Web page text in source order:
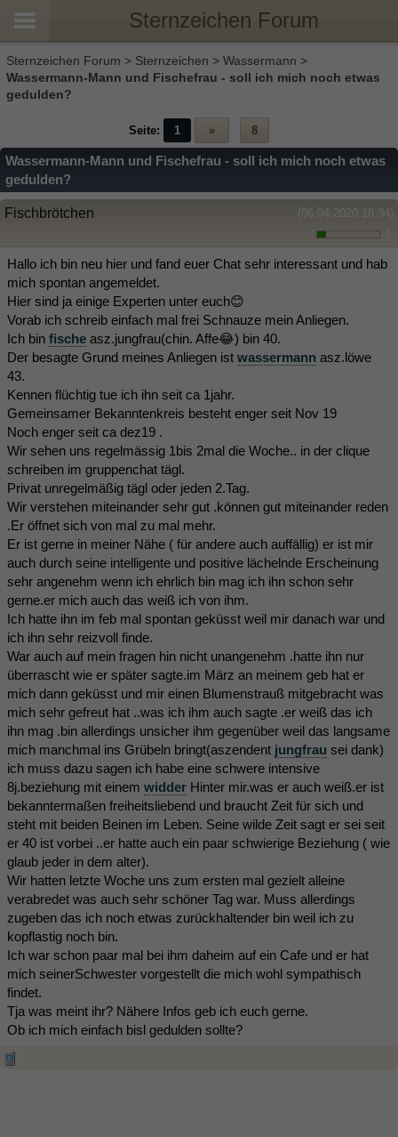
Sternzeichen Forum
Sternzeichen Forum > Sternzeichen > Wassermann >
Wassermann-Mann und Fischefrau - soll ich mich noch etwas
gedulden?
Seite: 1 » 8
Wassermann-Mann und Fischefrau - soll ich mich noch etwas
gedulden?
(06.04.2020 18:34)
Fischbrötchen
Hallo ich bin neu hier und fand euer Chat sehr interessant und hab
mich spontan angemeldet.
Hier sind ja einige Experten unter euch😊
Vorab ich schreib einfach mal frei Schnauze mein Anliegen.
Ich bin fische asz.jungfrau(chin. Affe😂) bin 40.
Der besagte Grund meines Anliegen ist wassermann asz.löwe
43.
Kennen flüchtig tue ich ihn seit ca 1jahr.
Gemeinsamer Bekanntenkreis besteht enger seit Nov 19
Noch enger seit ca dez19 .
Wir sehen uns regelmässig 1bis 2mal die Woche.. in der clique
schreiben im gruppenchat tägl.
Privat unregelmäßig tägl oder jeden 2.Tag.
Wir verstehen miteinander sehr gut .können gut miteinander reden
.Er öffnet sich von mal zu mal mehr.
Er ist gerne in meiner Nähe ( für andere auch auffällig) er ist mir
auch durch seine intelligente und positive lächelnde Erscheinung
sehr angenehm wenn ich ehrlich bin mag ich ihn schon sehr
gerne.er mich auch das weiß ich von ihm.
Ich hatte ihn im feb mal spontan geküsst weil mir danach war und
ich ihn sehr reizvoll finde.
War auch auf mein fragen hin nicht unangenehm .hatte ihn nur
überrascht wie er später sagte.im März an meinem geb hat er
mich dann geküsst und mir einen Blumenstrauß mitgebracht was
mich sehr gefreut hat ..was ich ihm auch sagte .er weiß das ich
ihn mag .bin allerdings unsicher ihm gegenüber weil das langsame
mich manchmal ins Grübeln bringt(aszendent jungfrau sei dank)
ich muss dazu sagen ich habe eine schwere intensive
8j.beziehung mit einem widder Hinter mir.was er auch weiß.er ist
bekanntermaßen freiheitsliebend und braucht Zeit für sich und
steht mit beiden Beinen im Leben. Seine wilde Zeit sagt er sei seit
er 40 ist vorbei ..er hatte auch ein paar schwierige Beziehung ( wie
glaub jeder in dem alter).
Wir hatten letzte Woche uns zum ersten mal gezielt alleine
verabredet was auch sehr schöner Tag war. Muss allerdings
zugeben das ich noch etwas zurückhaltender bin weil ich zu
kopflastig noch bin.
Ich war schon paar mal bei ihm daheim auf ein Cafe und er hat
mich seinerSchwester vorgestellt die mich wohl sympathisch
findet.
Tja was meint ihr? Nähere Infos geb ich euch gerne.
Ob ich mich einfach bisl gedulden sollte?